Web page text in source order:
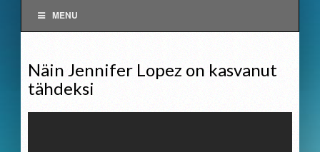
MENU
Näin Jennifer Lopez on kasvanut
tähdeksi